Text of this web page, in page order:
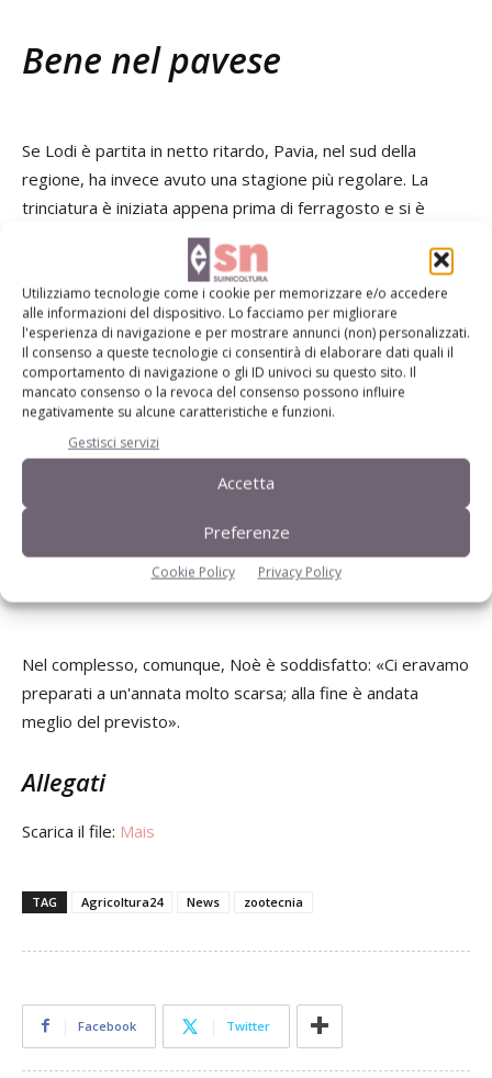
Utilizziamo tecnologie come i cookie per memorizzare e/o accedere
alle informazioni del dispositivo. Lo facciamo per migliorare
l'esperienza di navigazione e per mostrare annunci (non) personalizzati.
Il consenso a queste tecnologie ci consentirà di elaborare dati quali il
comportamento di navigazione o gli ID univoci su questo sito. Il
mancato consenso o la revoca del consenso possono influire
negativamente su alcune caratteristiche e funzioni.
Gestisci servizi
Accetta
Preferenze
Cookie Policy Privacy Policy
Bene nel pavese
Se Lodi è partita in netto ritardo, Pavia, nel sud della
regione, ha invece avuto una stagione più regolare. La
trinciatura è iniziata appena prima di ferragosto e si è
conclusa con il mese di settembre.
Per questo areale ecco la segnalazione di Luigi Noè,
agromeccanico di Garlasco: «Abbiamo prodotto un 15%
circa in meno dello scorso anno. Se nel 2012 si sfioravano i
650 quintali come punta massima, quest'anno chi è andato
davvero bene è arrivato vicino a 600, ma la media è
attorno a 450 e in molti sono rimasti sotto quota 400. Si
tratta soprattutto di semine tardive, mentre ha fatto
meglio chi ha seminato presto; diciamo in epoca canonica.
Oppure, chi ha la fortuna di avere terreni sciolti, che non
soffrono l'eccesso di acqua».
Nel complesso, comunque, Noè è soddisfatto: «Ci eravamo
preparati a un'annata molto scarsa; alla fine è andata
meglio del previsto».
Allegati
Scarica il file: Mais
TAG Agricoltura24 News zootecnia
Facebook Twitter